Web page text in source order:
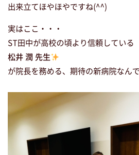
出来立てほやほやですね(^^)
実はここ・・・
ST田中が高校の頃より信頼している
松井 潤 先生
が院長を務める、期待の新病院なん